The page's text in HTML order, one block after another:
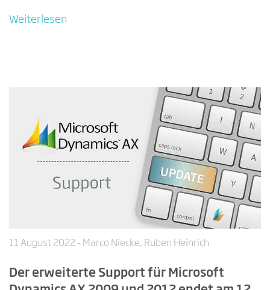
Weiterlesen
11 August 2022 - Marco Niecke, Ruben Heinrich
Der erweiterte Support für Microsoft